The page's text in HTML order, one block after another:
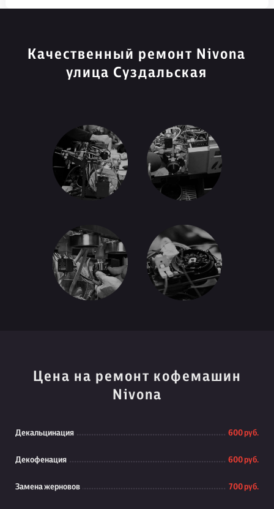
Качественный ремонт Nivona
улица Суздальская
Цена на ремонт кофемашин
Nivona
Декальцинация 600 руб.
Декофенация 600 руб.
Замена жерновов 700 руб.